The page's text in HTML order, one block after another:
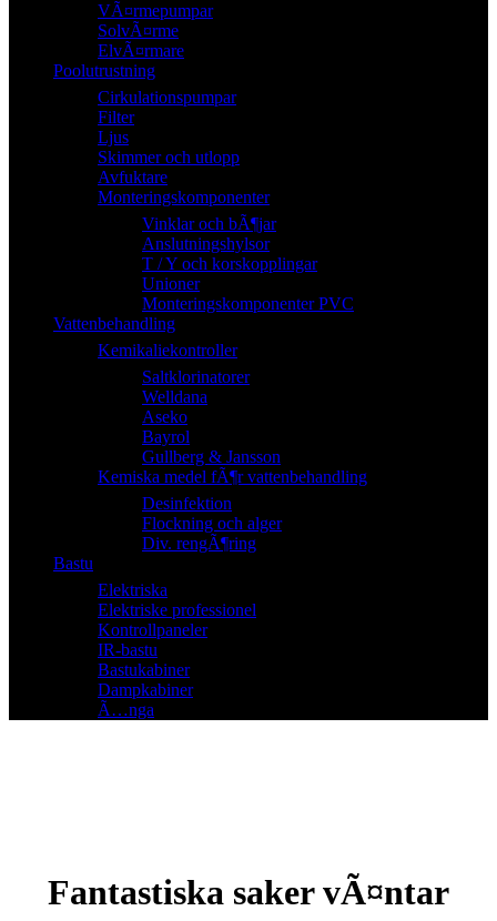
VÃ¤rmepumpar
SolvÃ¤rme
ElvÃ¤rmare
Poolutrustning
Cirkulationspumpar
Filter
Ljus
Skimmer och utlopp
Avfuktare
Monteringskomponenter
Vinklar och bÃ¶jar
Anslutningshylsor
T / Y och korskopplingar
Unioner
Monteringskomponenter PVC
Vattenbehandling
Kemikaliekontroller
Saltklorinatorer
Welldana
Aseko
Bayrol
Gullberg & Jansson
Kemiska medel fÃ¶r vattenbehandling
Desinfektion
Flockning och alger
Div. rengÃ¶ring
Bastu
Elektriska
Elektriske professionel
Kontrollpaneler
IR-bastu
Bastukabiner
Dampkabiner
Ã…nga
Fantastiska saker vÃ¤ntar